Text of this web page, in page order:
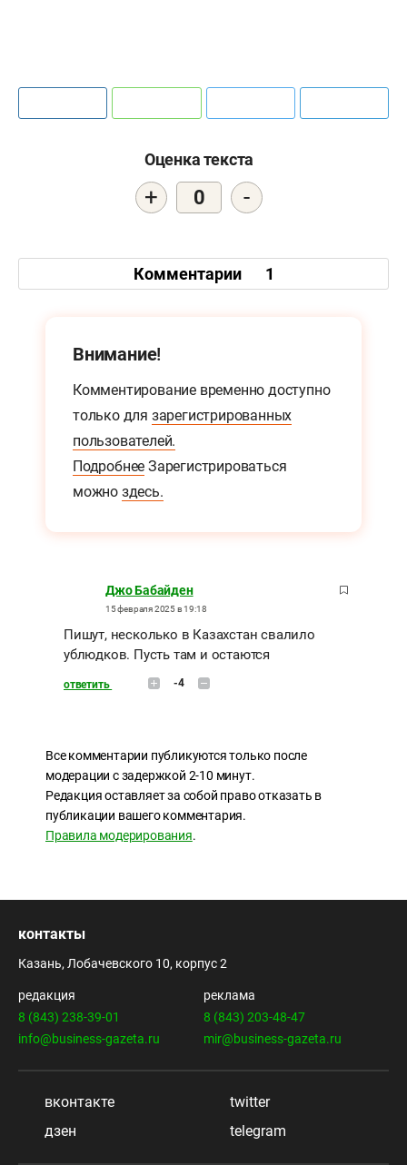
Оценка текста
+ 0 -
Комментарии 1
Внимание!
Комментирование временно доступно
только для зарегистрированных
пользователей.
Подробнее Зарегистрироваться
можно здесь.
Джо Бабайден
15 февраля 2025 в 19:18
Пишут, несколько в Казахстан свалило
ублюдков. Пусть там и остаются
ответить -4
Все комментарии публикуются только после
модерации с задержкой 2-10 минут.
Редакция оставляет за собой право отказать в
публикации вашего комментария.
Правила модерирования.
контакты
Казань, Лобачевского 10, корпус 2
редакция
8 (843) 238-39-01
info@business-gazeta.ru
реклама
8 (843) 203-48-47
mir@business-gazeta.ru
вконтакте
twitter
дзен
telegram